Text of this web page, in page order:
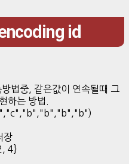
id
법중, 같은값이 연속될때 그
하는 방법.
장
4}